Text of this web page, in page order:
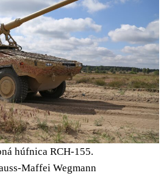
húfnica RCH-155.
Maffei Wegmann